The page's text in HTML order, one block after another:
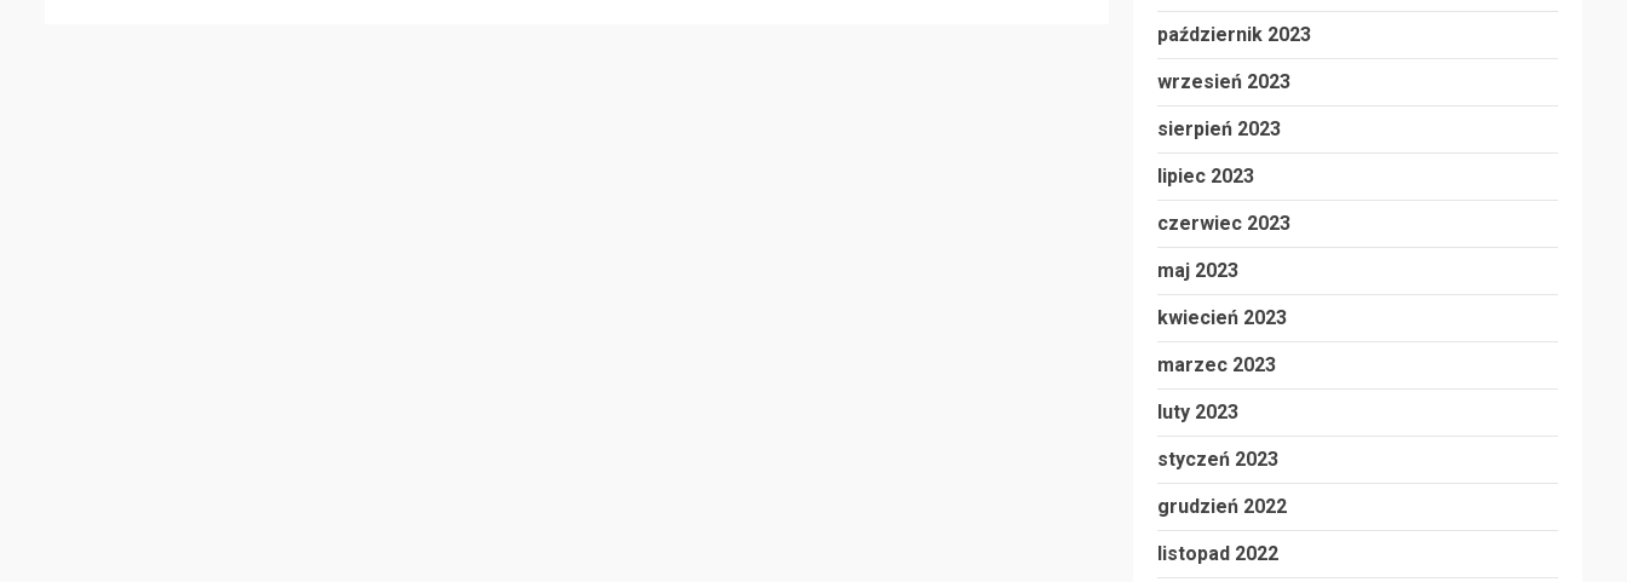
październik 2023
wrzesień 2023
sierpień 2023
lipiec 2023
czerwiec 2023
maj 2023
kwiecień 2023
marzec 2023
luty 2023
styczeń 2023
grudzień 2022
listopad 2022